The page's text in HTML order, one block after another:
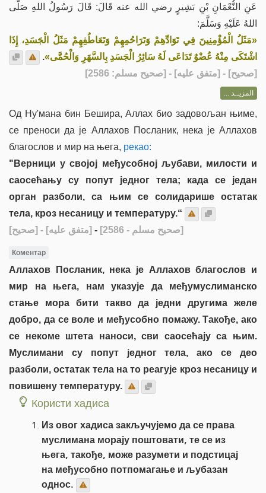
عَنِ النُّعْمَانِ بْنِ بَشِيرٍ رضي الله عنه قَالَ: قَالَ رَسُولُ اللهِ صَلَّى
اللهُ عَلَيْهِ وَسَلَّمَ:
«مَثَلُ الْمُؤْمِنِينَ فِي تَوَادِّهِمْ وَتَرَاحُمِهِمْ وَتَعَاطُفِهِمْ مَثَلُ الْجَسَدِ، إِذَا
اشْتَكَى مِنْهُ عُضْوٌ تَدَاعَى لَهُ سَائِرُ الْجَسَدِ بِالسَّهَرِ وَالْحُمَّى».
[صحيح] - [متفق عليه] - [صحيح مسلم: 2586]
المزيــد ...
Од Ну'мана бин Бешира, Аллах био задовољан њиме,
се преноси да је Аллахов Посланик, нека је Аллахов
благослов и мир на њега, рекао:
"Верници у својој међусобној љубави, милости и
саосећању су попут једног тела; када се један
орган разболи, са њим се солидарише остатак
тела, кроз несаницу и температуру.“
[صحيح]
- [متفق عليه] - [صحيح مسلم - 2586]
Коментар
Аллахов Посланик, нека је Аллахов благослов и
мир на њега, нам указује да међумуслиманско
стање мора бити такво да једни другима желе
добро, да се воле и међусобно помажу. Такође, ако
се некоме штета наноси, сви саосећају са њим.
Муслимани су попут једног тела, ако се део
разболи, остатак тела на то реагује кроз несаницу и
повишену температуру.
Користи хадиса
Из овог хадиса закључујемо да се права
муслимана морају поштовати, те се из
њега, такође, може разумети и подстицај
на међусобно потпомагање и љубазан
однос.